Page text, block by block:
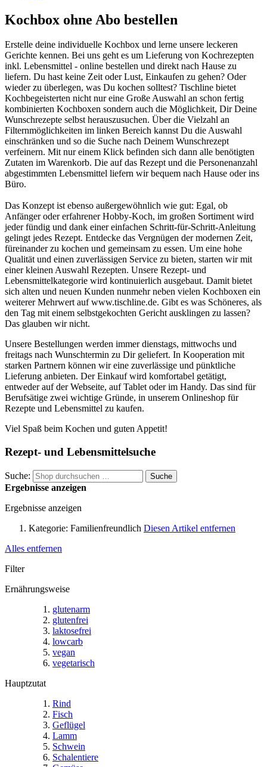
Kochbox ohne Abo bestellen
Erstelle deine individuelle Kochbox und lerne unsere leckeren
Gerichte kennen. Bei uns geht es um Lieferung von Kochrezepten
inkl. Lebensmittel - online bestellen und direkt nach Hause zu
liefern. Du hast keine Zeit oder Lust, Einkaufen zu gehen? Oder
wieder zu überlegen, was Du kochen solltest? Tischline bietet
Kochbegeisterten nicht nur eine Große Auswahl an schon fertig
kombinierten Kochboxen sondern auch die Möglichkeit, Dir Deine
Wunschrezepte selbst herauszusuchen. Über die Vielzahl an
Filternmöglichkeiten im linken Bereich kannst Du die Auswahl
einschränken und so die Suche nach Deinem Wunschrezept
verfeinern. Mit nur einem Klick befinden sich dann alle benötigten
Zutaten im Warenkorb. Die auf das Rezept und die Personenanzahl
abgestimmten Lebensmittel liefern wir bequem nach Hause oder ins
Büro.
Das Konzept ist ebenso außergewöhnlich wie gut: Egal, ob
Anfänger oder erfahrener Hobby-Koch, im großen Sortiment wird
jeder fündig und dank einer einfachen Schritt-für-Schritt-Anleitung
gelingt jedes Rezept. Entdecke das Vergnügen der modernen Zeit,
füreinander zu kochen und gemeinsam zu essen. Um eine hohe
Qualität und einen zuverlässigen Service zu bieten, starten wir mit
einer kleinen Auswahl Rezepten. Unsere Rezept- und
Lebensmittelkategorie wird kontinuierlich ausgebaut. Damit bietet
sich alten und neuen Kunden nunmehr neben vielen Kochboxen ein
weiterer Mehrwert auf www.tischline.de. Gibt es was Schöneres, als
den Tag mit einem selbstgekochten Gericht ausklingen zu lassen?
Das glauben wir nicht.
Unsere Bestellungen werden immer dienstags, mittwochs und
freitags nach Wunschtermin zu Dir geliefert. In Kooperation mit
starken Partnern können wir eine zuverlässige und pünktliche
Lieferung anbieten. Der Einkauf wird komfortabel getätigt,
entweder auf der Webseite, auf Tablet oder im Handy. Das sind für
Berufsätige zwei wichtige Gründe, in unserem Onlineshop für
Rezepte und Lebensmittel zu kaufen.
Viel Spaß beim Kochen und guten Appetit!
Rezept- und Lebensmittelsuche
Suche: Suche
Ergebnisse anzeigen
Ergebnisse anzeigen
Kategorie: Familienfreundlich Diesen Artikel entfernen
Alles entfernen
Filter
Ernährungsweise
glutenarm
glutenfrei
laktosefrei
lowcarb
vegan
vegetarisch
Hauptzutat
Rind
Fisch
Geflügel
Lamm
Schwein
Schalentiere